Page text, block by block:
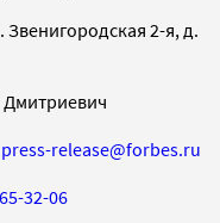
Звенигородская 2-я, д.
press-release@forbes.ru
32-06